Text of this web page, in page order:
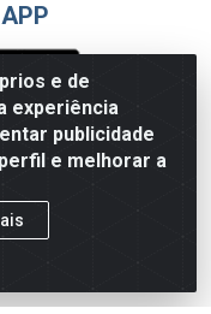
e de
experiência
publicidade
e melhorar a